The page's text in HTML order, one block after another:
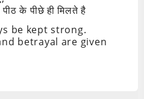
पीठ के पीछे ही मिलते है
be kept strong.
betrayal are given